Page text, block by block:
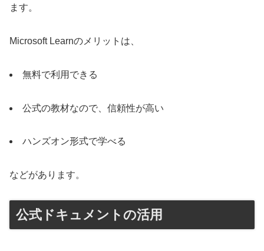
ます。
Microsoft Learnのメリットは、
無料で利用できる
公式の教材なので、信頼性が高い
ハンズオン形式で学べる
などがあります。
公式ドキュメントの活用